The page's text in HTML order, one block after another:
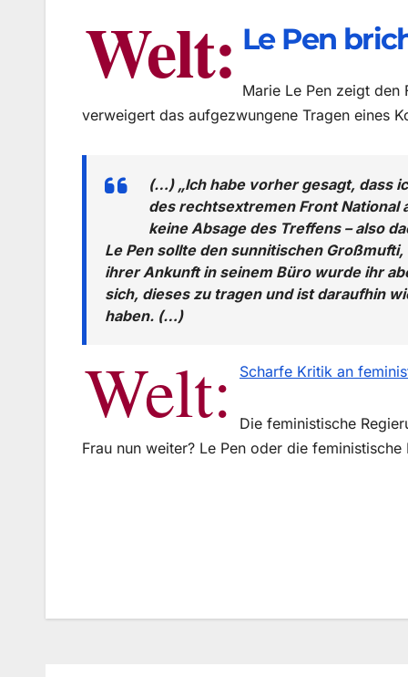
Welt: Le Pen
Marie Le Pen zeigt den
verweigert das aufgezwungene Tragen eines
(…) „Ich habe vorher gesagt, dass
des rechtsextremen Front National
keine Absage des Treffens – also
Le Pen sollte den sunnitischen
ihrer Ankunft in seinem Büro wurde ihr
sich, dieses zu tragen und ist daraufhin
haben. (…)
Welt: Scharfe Kritik an
Die feministische
Frau nun weiter? Le Pen oder die feministische